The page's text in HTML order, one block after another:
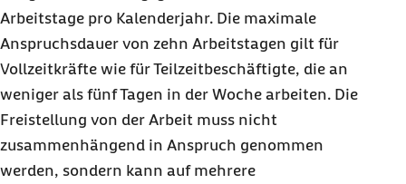
Arbeitstage pro Kalenderjahr. Die maximale
Anspruchsdauer von zehn Arbeitstagen gilt für
Vollzeitkräfte wie für Teilzeitbeschäftigte, die an
weniger als fünf Tagen in der Woche arbeiten. Die
Freistellung von der Arbeit muss nicht
zusammenhängend in Anspruch genommen
werden, sondern kann auf mehrere